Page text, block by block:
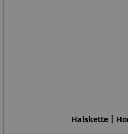
Halskette |